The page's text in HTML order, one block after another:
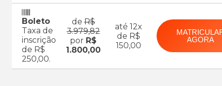
Boleto
Taxa de
inscrição
de R$
250,00.
deR$
3.979,82
por R$
1.800,00
até 12x
de R$
150,00
AGORA